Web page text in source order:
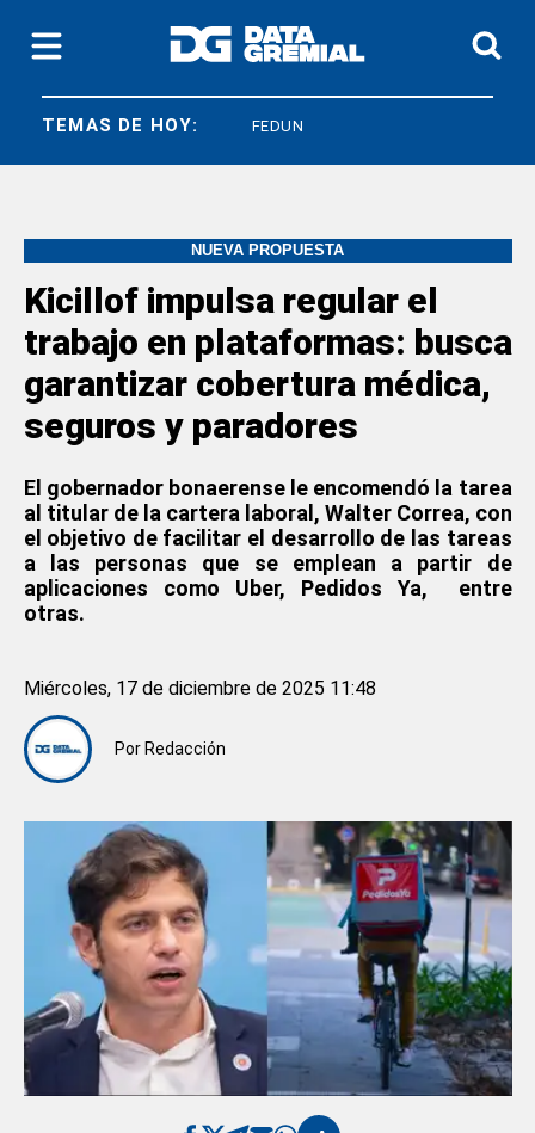
TEMAS DE HOY:
SICONARA FEDUN
NUEVA PROPUESTA
Kicillof impulsa regular el
trabajo en plataformas: busca
garantizar cobertura médica,
seguros y paradores
El gobernador bonaerense le encomendó la tarea
al titular de la cartera laboral, Walter Correa, con
el objetivo de facilitar el desarrollo de las tareas
a las personas que se emplean a partir de
aplicaciones como Uber, Pedidos Ya, entre
otras.
Por Redacción
Miércoles, 17 de diciembre de 2025 11:48